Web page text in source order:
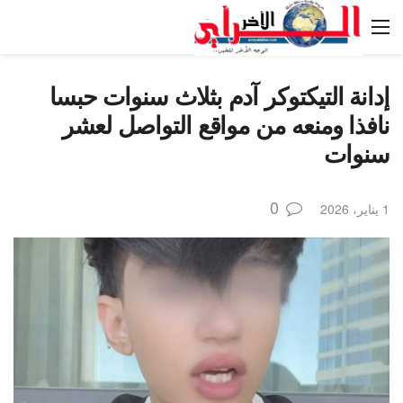
إدانة التيكتوكر آدم بثلاث سنوات حبسا
نافذا ومنعه من مواقع التواصل لعشر
سنوات
1 يناير، 2026 0